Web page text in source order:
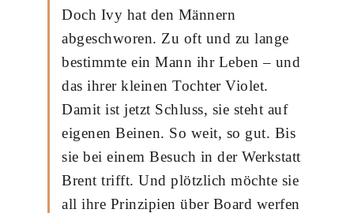
Doch Ivy hat den Männern
abgeschworen. Zu oft und zu lange
bestimmte ein Mann ihr Leben – und
das ihrer kleinen Tochter Violet.
Damit ist jetzt Schluss, sie steht auf
eigenen Beinen. So weit, so gut. Bis
sie bei einem Besuch in der Werkstatt
Brent trifft. Und plötzlich möchte sie
all ihre Prinzipien über Board werfen